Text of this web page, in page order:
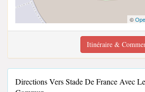
©
Itinéraire &
Directions Vers Stade De France Avec